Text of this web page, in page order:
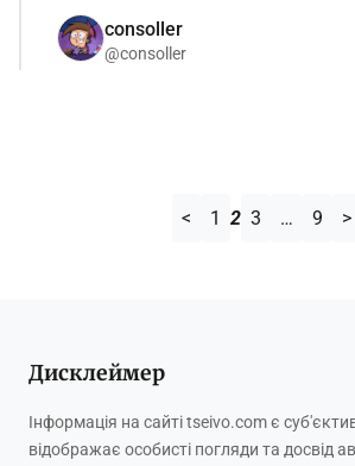
consoller
@consoller
< 1 2 3 … 9 >
Дисклеймер
Інформація на сайті tseivo.com є
відображає особисті погляди та досвід